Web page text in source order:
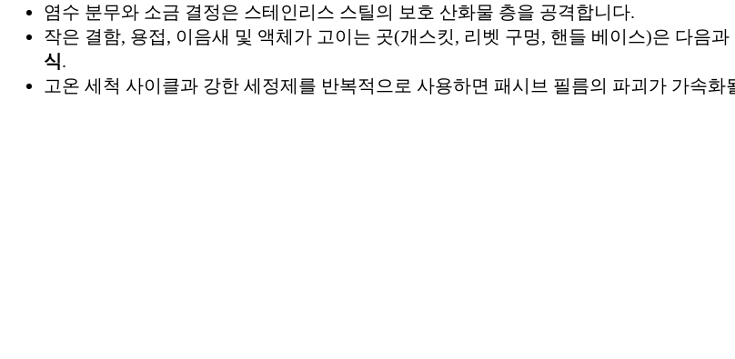
염수 분무와 소금 결정은 스테인리스 스틸의 보호 산화물 층을 공격합니다.
작은 결함, 용접, 이음새 및 액체가 고이는 곳(개스킷, 리벳 구멍, 핸들 베이스)은 다음과
식.
고온 세척 사이클과 강한 세정제를 반복적으로 사용하면 패시브 필름의 파괴가 가속화